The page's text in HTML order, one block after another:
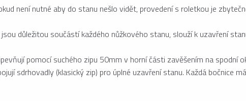
není nutné aby do stanu nešlo vidět, provedení s roletkou je
důležitou součástí každého nůžkového stanu, slouží k uzavření
pomocí suchého zipu 50mm v horní části zavěšením na spodní
sdrhovadly (klasický zip) pro úplné uzavření stanu. Každá bočnice